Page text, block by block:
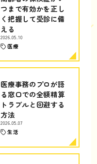
つまで有効かを正し
く把握して受診に備
える
2026.05.10
医療
医療事務のプロが語
る窓口での全額精算
トラブルと回避する
方法
2026.05.07
生活